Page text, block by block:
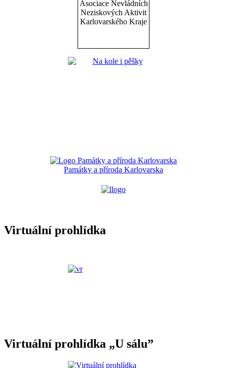
Památky a příroda Karlovarska
Virtuální prohlídka
Virtuální prohlídka „U sálu”